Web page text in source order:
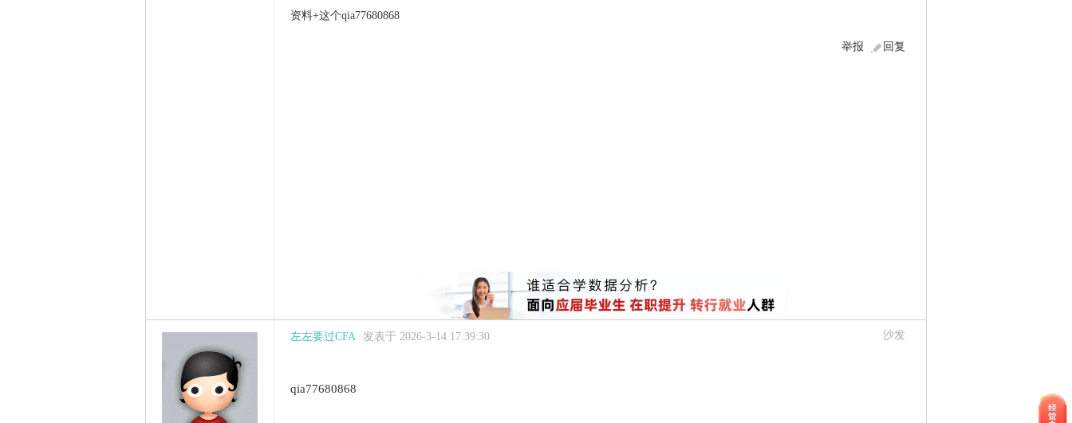
资料+这个qia77680868
回复
举报
沙发
左左要过CFA 发表于 2026-3-14 17:39:30
qia77680868